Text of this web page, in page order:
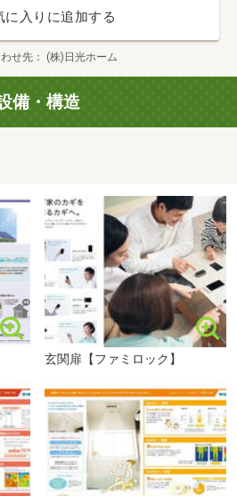
店まで180m
ないのに来場予約する必要ってあ
方も安心！
ースをご用意しております！
ス（所要時間：約３０分）
。
）のみさせていただきます。
所要時間：約１時間）
、設備などもしっかり確認され
備などもしっかりご案内いたし
に入りに追加する
せ先 (株)日光ホーム
備・構造
玄関扉【ファミロック】